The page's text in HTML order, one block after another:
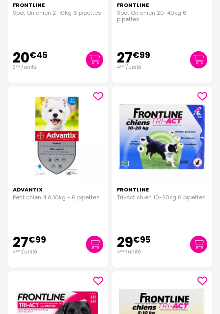
FRONTLINE
Spot On chien 2-10kg 6 pipettes
20€45
3€41/unité
FRONTLINE
Spot On chien 20-40kg 6
pipettes
27€99
4€67/unité
ADVANTIX
Petit chien 4 à 10kg - 6 pipettes
27€99
4€67/unité
FRONTLINE
Tri-Act chien 10-20kg 6 pipettes
29€95
4€99/unité